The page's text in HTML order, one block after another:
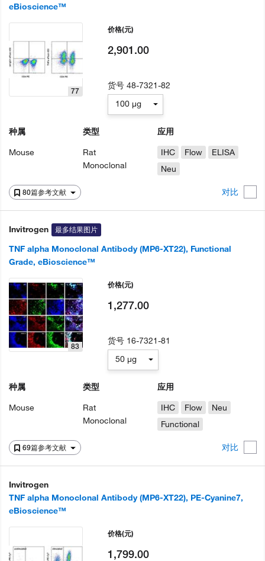
eBioscience™
80篇参考文献 对比
77
种属
Mouse
类型
Rat
Monoclonal
应用
IHC
Flow
ELISA
Neu
价格(元)
2,901.00
货号48-7321-82
100 µg
Invitrogen 最多结果图片
TNF alpha Monoclonal Antibody (MP6-XT22), Functional
Grade, eBioscience™
69篇参考文献 对比
83
种属
Mouse
类型
Rat
Monoclonal
应用
IHC
Flow
Neu
Functional
价格(元)
1,277.00
货号 16-7321-81
50 µg
Invitrogen
TNF alpha Monoclonal Antibody (MP6-XT22), PE-Cyanine7,
eBioscience™
价格(元)
1,799.00